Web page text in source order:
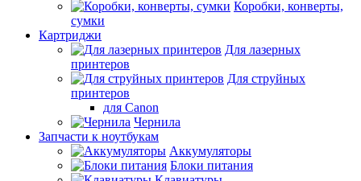
Коробки, конверты,
сумки
Картриджи
Для лазерных
принтеров
Для струйных
принтеров
для Canon
Чернила
Запчасти к ноутбукам
Аккумуляторы
Блоки питания